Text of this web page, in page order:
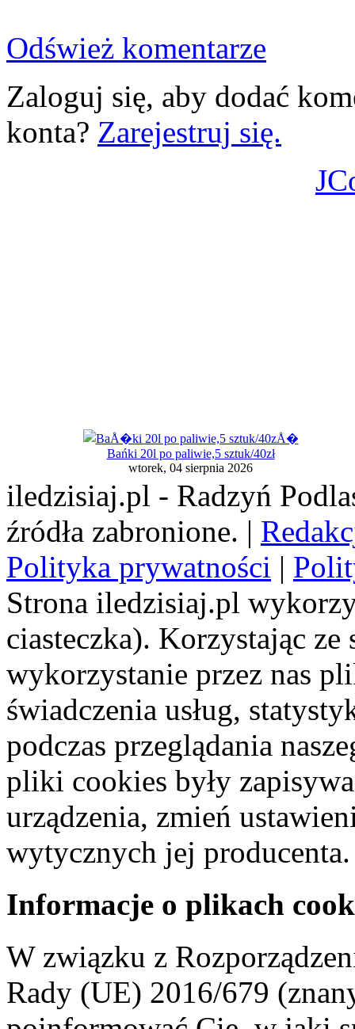
Odśwież komentarze
Zaloguj się, aby dodać
konta? Zarejestruj się.
Bańki 20l po paliwie,5 sztuk/40zł
wtorek, 04 sierpnia 2026
iledzisiaj.pl - Radzyń
źródła zabronione. |
Polityka prywatności |
Strona iledzisiaj.pl
ciasteczka). Korzystając
wykorzystanie przez nas
świadczenia usług,
podczas przeglądania
pliki cookies były
urządzenia, zmień
wytycznych jej producenta.
Informacje o plikach
W związku z
Rady (UE) 2016/679